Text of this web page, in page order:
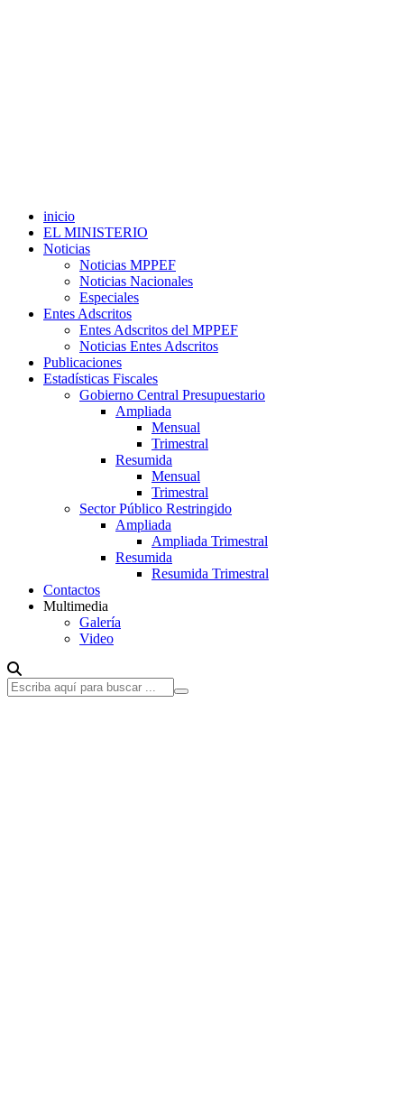
inicio
EL MINISTERIO
Noticias
Noticias MPPEF
Noticias Nacionales
Especiales
Entes Adscritos
Entes Adscritos del MPPEF
Noticias Entes Adscritos
Publicaciones
Estadísticas Fiscales
Gobierno Central Presupuestario
Ampliada
Mensual
Trimestral
Resumida
Mensual
Trimestral
Sector Público Restringido
Ampliada
Ampliada Trimestral
Resumida
Resumida Trimestral
Contactos
Multimedia
Galería
Video